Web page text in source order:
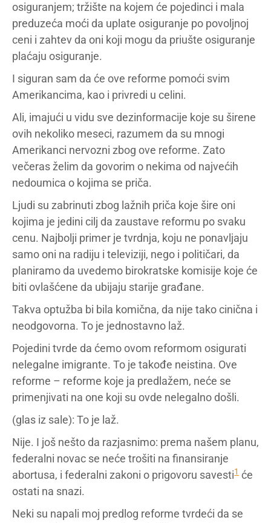
osiguranjem; tržište na kojem će pojedinci i mala
preduzeća moći da uplate osiguranje po povoljnoj
ceni i zahtev da oni koji mogu da priušte osiguranje
plaćaju osiguranje.
I siguran sam da će ove reforme pomoći svim
Amerikancima, kao i privredi u celini.
Ali, imajući u vidu sve dezinformacije koje su širene
ovih nekoliko meseci, razumem da su mnogi
Amerikanci nervozni zbog ove reforme. Zato
večeras želim da govorim o nekima od najvećih
nedoumica o kojima se priča.
Ljudi su zabrinuti zbog lažnih priča koje šire oni
kojima je jedini cilj da zaustave reformu po svaku
cenu. Najbolji primer je tvrdnja, koju ne ponavljaju
samo oni na radiju i televiziji, nego i političari, da
planiramo da uvedemo birokratske komisije koje će
biti ovlašćene da ubijaju starije građane.
Takva optužba bi bila komična, da nije tako cinična i
neodgovorna. To je jednostavno laž.
Pojedini tvrde da ćemo ovom reformom osigurati
nelegalne imigrante. To je takođe neistina. Ove
reforme – reforme koje ja predlažem, neće se
primenjivati na one koji su ovde nelegalno došli.
(glas iz sale): To je laž.
Nije. I još nešto da razjasnimo: prema našem planu,
federalni novac se neće trošiti na finansiranje
abortusa, i federalni zakoni o prigovoru savesti1 će
ostati na snazi.
Neki su napali moj predlog reforme tvrdeći da se